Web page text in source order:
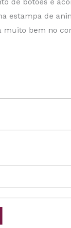
de botões e
estampa de
muito bem no